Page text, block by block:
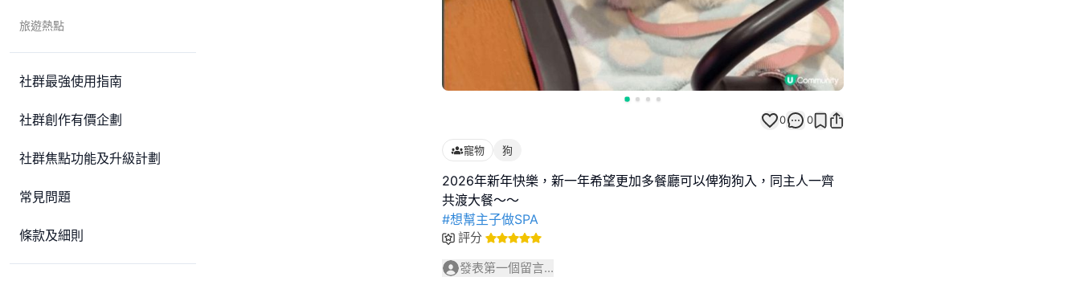
旅遊熱點
社群最強使用指南
社群創作有價企劃
社群焦點功能及升級計劃
常見問題
條款及細則
0 0
寵物 狗
2026年新年快樂，新一年希望更加多餐廳可以俾狗狗入，同主人一齊
#想幫主子做SPA
評分
發表第一個留言...